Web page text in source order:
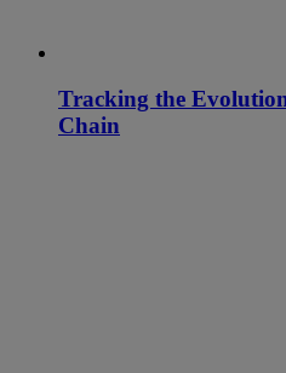
Tracking the
Chain